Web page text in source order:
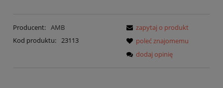
Producent: AMB
Kod produktu: 23113
zapytaj o produkt
poleć znajomemu
dodaj opinię